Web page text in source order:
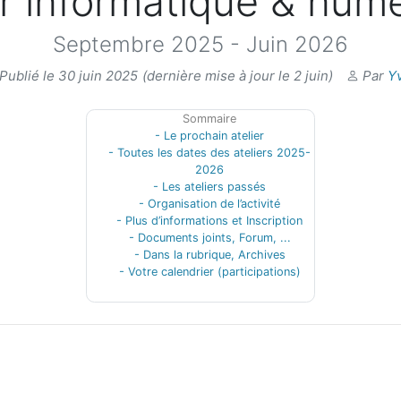
Septembre 2025 - Juin 2026
Publié le 30 juin 2025 (dernière mise à jour le 2 juin) Par
Sommaire
- Le prochain atelier
- Toutes les dates des ateliers 2025-
2026
- Les ateliers passés
- Organisation de l’activité
- Plus d’informations et Inscription
- Documents joints, Forum, ...
- Dans la rubrique, Archives
- Votre calendrier (participations)